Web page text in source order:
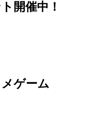
開催中！
ゲーム